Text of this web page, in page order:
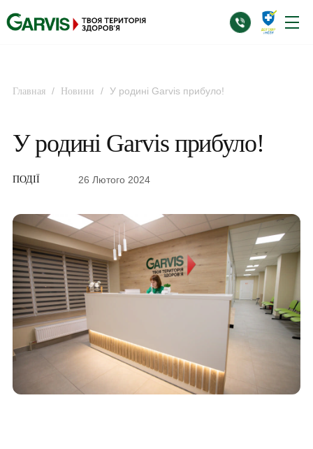
Главная / Новини / У родині Garvis прибуло!
У родині Garvis прибуло!
ПОДІЇ 26 Лютого 2024